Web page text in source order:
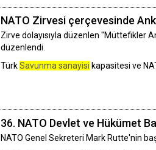
NATO Zirvesi çerçevesinde
Zirve dolayısıyla düzenlen "Müttefikler
düzenlendi.
TürkSavunma sanayisi kapasitesi ve
36.⁠ ⁠NATO Devlet ve Hükümet
NATO Genel Sekreteri Mark Rutte'nin